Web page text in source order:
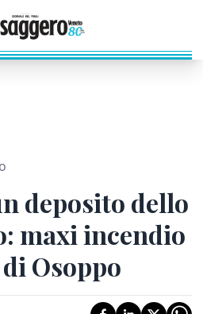
deposito dello
maxi incendio
Osoppo